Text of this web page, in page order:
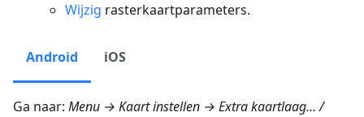
Wijzig rasterkaartparameters.
Android iOS
Ga naar: Menu → Kaart instellen → Extra kaartlaag…/